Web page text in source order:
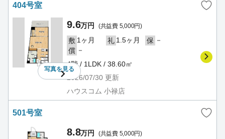
404号室
写真を見る
9.6万円 (共益費 5,000円)
敷 1ヶ月 礼 1.5ヶ月 保 －
償 －
4階 / 1LDK / 38.60㎡
2026/07/30 更新
ハウスコム 小禄店
501号室
8.8万円 (共益費 5,000円)